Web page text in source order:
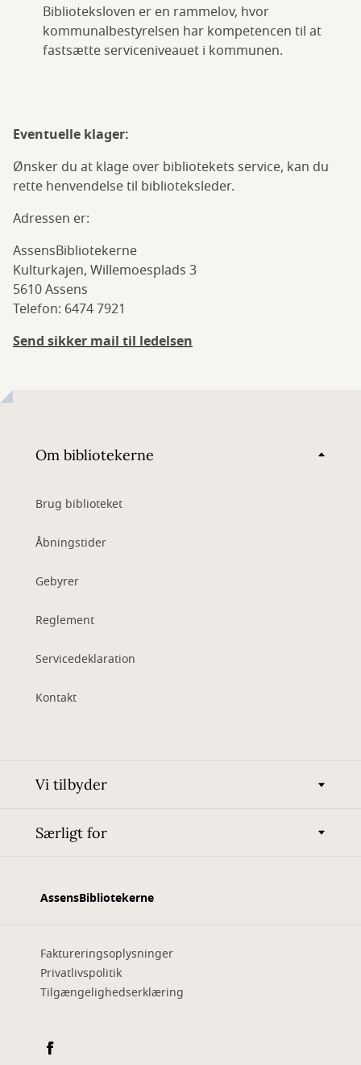
Biblioteksloven er en rammelov, hvor
kommunalbestyrelsen har kompetencen til at
fastsætte serviceniveauet i kommunen.
Eventuelle klager:
Ønsker du at klage over bibliotekets service, kan du
rette henvendelse til biblioteksleder.
Adressen er:
AssensBibliotekerne
Kulturkajen, Willemoesplads 3
5610 Assens
Telefon: 6474 7921
Send sikker mail til ledelsen
Om bibliotekerne
Brug biblioteket
Åbningstider
Gebyrer
Reglement
Servicedeklaration
Kontakt
Vi tilbyder
Særligt for
AssensBibliotekerne
Faktureringsoplysninger
Privatlivspolitik
Tilgængelighedserklæring